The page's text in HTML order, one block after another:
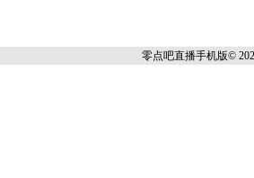
零点吧直播手机版©